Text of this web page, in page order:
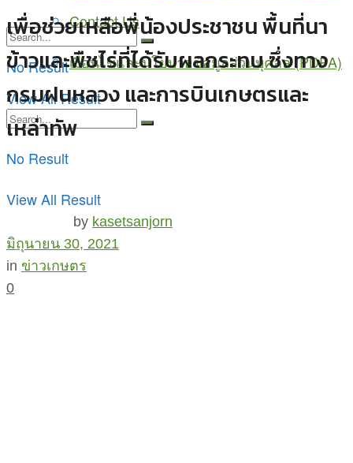
Contact Us
เงื่อนไขและนโยบายข้อมูลส่วนบุคลล (PDPA)
No Result
View All Result
No Result
View All Result
เพื่อช่วยเหลือพี่น้องประชาชน พื้นที่นา
ข้าวและพืชไร่ที่ได้รับผลกระทบ ซึ่งทาง
กรมฝนหลวง และการบินเกษตรและ
เหล่าทัพ
by kasetsanjorn
มิถุนายน 30, 2021
in ข่าวเกษตร
0